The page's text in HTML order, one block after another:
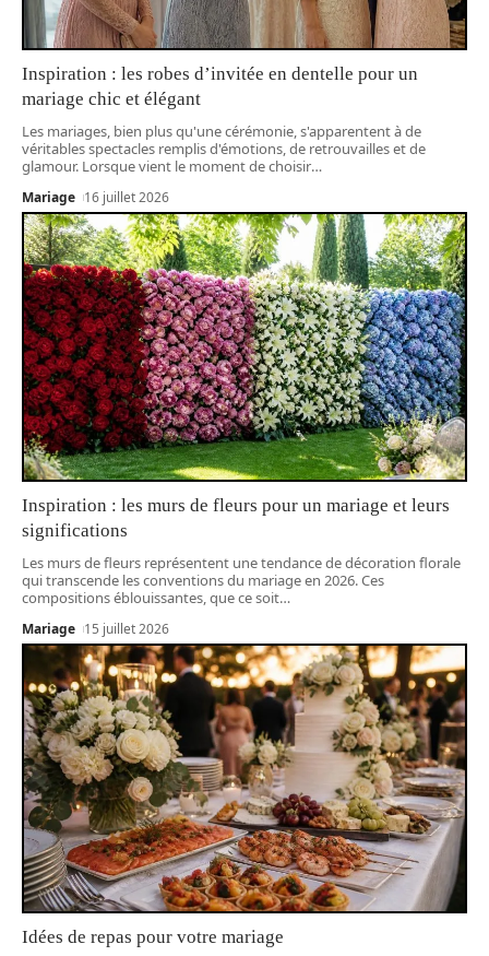
Inspiration : les robes d’invitée en dentelle pour un
mariage chic et élégant
Les mariages, bien plus qu'une cérémonie, s'apparentent à de
véritables spectacles remplis d'émotions, de retrouvailles et de
glamour. Lorsque vient le moment de choisir…
Mariage 16 juillet 2026
Inspiration : les murs de fleurs pour un mariage et leurs
significations
Les murs de fleurs représentent une tendance de décoration florale
qui transcende les conventions du mariage en 2026. Ces
compositions éblouissantes, que ce soit…
Mariage 15 juillet 2026
Idées de repas pour votre mariage